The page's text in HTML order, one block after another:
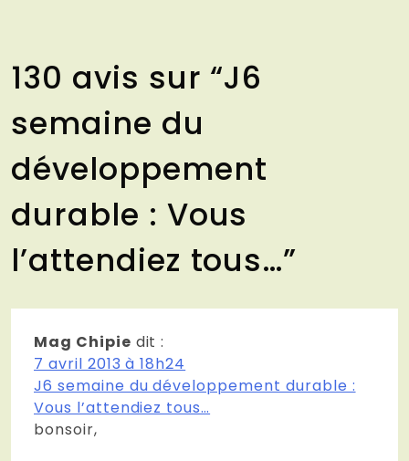
130 avis sur “J6
semaine du
développement
durable : Vous
l’attendiez tous…”
Mag Chipie dit :
7 avril 2013 à 18h24
J6 semaine du développement durable :
Vous l’attendiez tous…
bonsoir,